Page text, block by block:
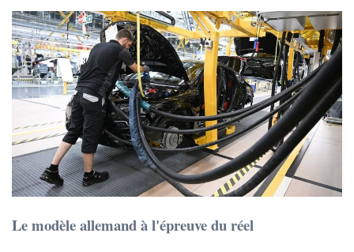
Le modèle allemand à l'épreuve du réel